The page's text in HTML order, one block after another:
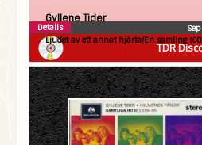
TDR
Gyllene Tider
Ljudet av ett annat hjärta/En samling
Details